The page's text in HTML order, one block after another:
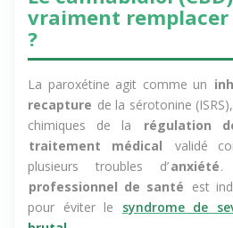
Le cannabidiol
vraiment remplacer
?
La paroxétine agit comme un
recapture
de la sérotonine
chimiques de larégulation
traitement médicalvalidé
plusieurs troubles d’anxiété.
professionnel de santé est